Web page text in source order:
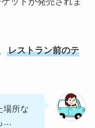
レストラン前のテ
場所な
…